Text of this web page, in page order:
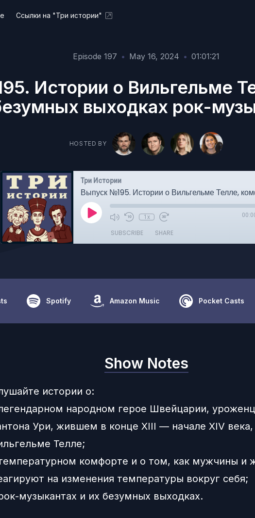
Ссылки на "Три истории"
Episode 197 • May 16, 2024 • 01:01:21
Истории о Вильгельме
выходках рок-
HOSTED BY
Три Истории
1x
SUBSCRIBE SHARE
Spotify Amazon Music Pocket Casts
Show Notes
истории о:
народном герое Швейцарии,
Ури, жившем в конце XIII — начале XIV века,
Телле;
комфорте и о том, как мужчины и
на изменения температуры вокруг себя;
музыкантах и их безумных выходках.